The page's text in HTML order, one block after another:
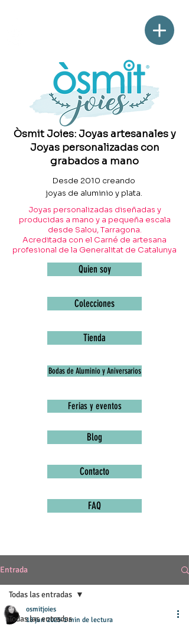
Òsmit Joies: Joyas artesanales y
Joyas personalizadas con
grabados a mano
Joyas personalizadas diseñadas y
producidas a mano y a pequeña escala
desde Salou, Tarragona.
Acreditada con el Carné de artesana
profesional de la Generalitat de Catalunya
Quien soy
Colecciones
Desde 2010 creando
joyas de aluminio y plata.
Tienda
Bodas de Aluminio y Aniversarios
Ferias y eventos
Blog
Contacto
FAQ
Entrada
Todas las entradas
Todas las entradas
osmitjoies
18 jun 2025 1 min de lectura